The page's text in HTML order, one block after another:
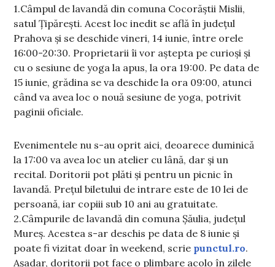
1.Câmpul de lavandă din comuna Cocorăștii Mislii,
satul Țipărești. Acest loc inedit se află în județul
Prahova și se deschide vineri, 14 iunie, între orele
16:00-20:30. Proprietarii îi vor aștepta pe curioși și
cu o sesiune de yoga la apus, la ora 19:00. Pe data de
15 iunie, grădina se va deschide la ora 09:00, atunci
când va avea loc o nouă sesiune de yoga, potrivit
paginii oficiale.
Evenimentele nu s-au oprit aici, deoarece duminică
la 17:00 va avea loc un atelier cu lână, dar și un
recital. Doritorii pot plăti și pentru un picnic în
lavandă. Prețul biletului de intrare este de 10 lei de
persoană, iar copiii sub 10 ani au gratuitate.
2.Câmpurile de lavandă din comuna Șăulia, județul
Mureș. Acestea s-ar deschis pe data de 8 iunie și
poate fi vizitat doar în weekend, scrie punctul.ro.
Așadar, doritorii pot face o plimbare acolo în zilele